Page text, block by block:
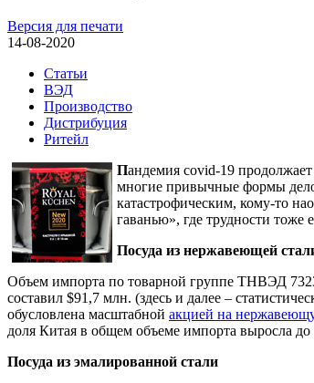
Версия для печати
14-08-2020
Статьи
ВЭД
Производство
Дистрибуция
Ритейл
Пандемия covid-19
многие привычные формы
катастрофическим, кому-то
гаванью», где трудности
Посуда из нержавеющей
Объем импорта по товарной группе ТНВЭД
составил $91,7 млн. (здесь и далее –
обусловлена масштабной акцией на
доля Китая в общем объеме импорта выросла
Посуда из эмалированной стали